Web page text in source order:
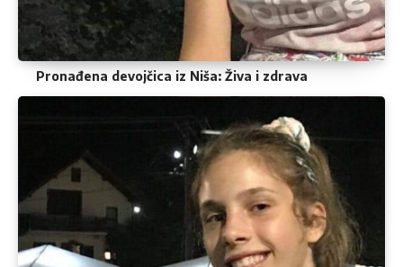
Pronađena devojčica iz Niša: Živa i zdrava